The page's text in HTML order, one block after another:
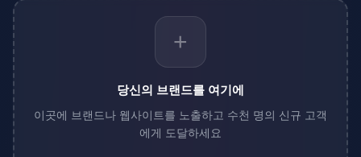
+
당신의 브랜드를 여기에
이곳에 브랜드나 웹사이트를 노출하고 수천 명의 신규 고객
에게 도달하세요